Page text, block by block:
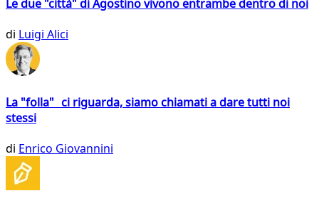
Le due "città" di Agostino vivono entrambe dentro di noi
di Luigi Alici
La "folla" ci riguarda, siamo chiamati a dare tutti noi
stessi
di Enrico Giovannini